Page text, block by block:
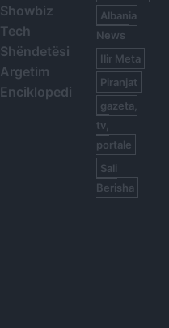
Showbiz
Tech
Shëndetësi
Argetim
Enciklopedi
Albania
News
Ilir Meta
Piranjat
gazeta,
tv,
portale
Sali
Berisha